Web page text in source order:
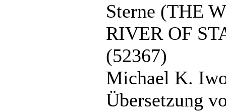
Sterne (THE
RIVER OF
(52367)
Michael K.
Übersetzung